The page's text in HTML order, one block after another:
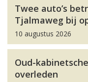
Twee auto’s
Tjalmaweg bij
10 augustus 2026
Oud-
overleden